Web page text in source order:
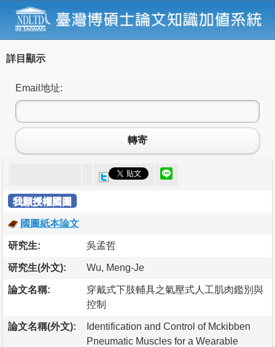
詳目顯示
Email地址:
轉寄
我願授權國圖
國圖紙本論文
研究生: 吳孟哲
研究生(外文): Wu, Meng-Je
論文名稱:
穿戴式下肢輔具之氣壓式人工肌肉鑑別與
控制
論文名稱(外文):
Identification and Control of Mckibben
Pneumatic Muscles for a Wearable